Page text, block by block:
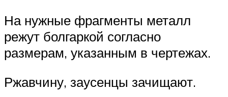
На нужные фрагменты металл
режут болгаркой согласно
размерам, указанным в чертежах.
Ржавчину, заусенцы зачищают.